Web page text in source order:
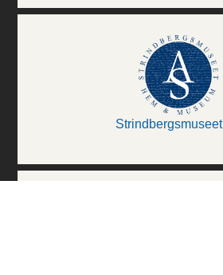
Strindbergsmuseet